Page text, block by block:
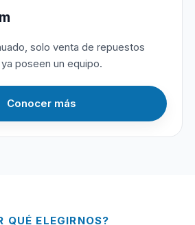
solo venta de repuestos
poseen un equipo.
Conocer más
QUÉ ELEGIRNOS?